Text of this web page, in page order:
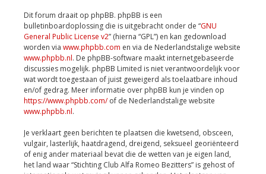
Dit forum draait op phpBB. phpBB is een
bulletinboardoplossing die is uitgebracht onder de “GNU
General Public License v2” (hierna “GPL”) en kan gedownload
worden via www.phpbb.com en via de Nederlandstalige website
www.phpbb.nl. De phpBB-software maakt internetgebaseerde
discussies mogelijk. phpBB Limited is niet verantwoordelijk voor
wat wordt toegestaan of juist geweigerd als toelaatbare inhoud
en/of gedrag. Meer informatie over phpBB kun je vinden op
https://www.phpbb.com/of de Nederlandstalige website
www.phpbb.nl.
Je verklaart geen berichten te plaatsen die kwetsend, obsceen,
vulgair, lasterlijk, haatdragend, dreigend, seksueel georiënteerd
of enig ander materiaal bevat die de wetten van je eigen land,
het land waar “Stichting Club Alfa Romeo Bezitters” is gehost of